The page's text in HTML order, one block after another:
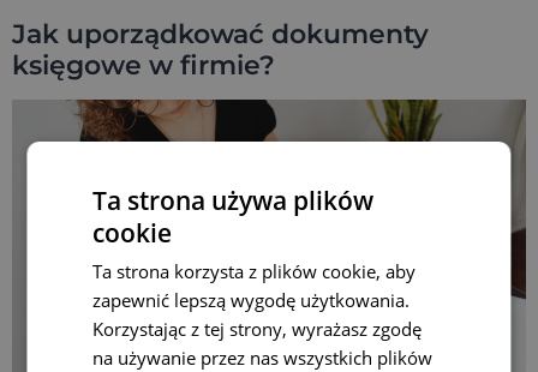
Jak uporządkować dokumenty
księgowe w firmie?
Ta strona używa plików
cookie
Ta strona korzysta z plików cookie, aby
zapewnić lepszą wygodę użytkowania.
Korzystając z tej strony, wyrażasz zgodę
na używanie przez nas wszystkich plików